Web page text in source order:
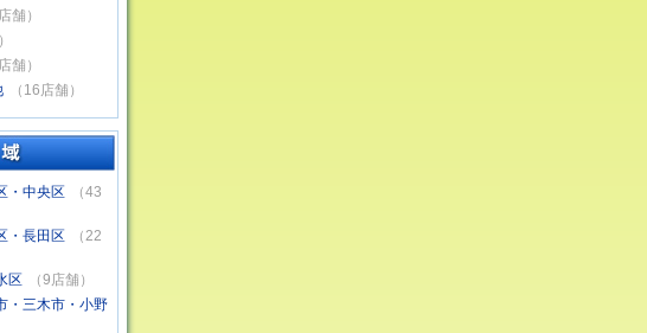
舗）
舗）
（16店舗）
・中央区
（43
・長田区
（22
区
（9店舗）
・三木市・小野